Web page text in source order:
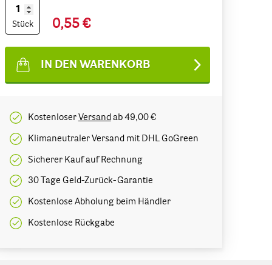
IN DEN WARENKORB
Stück 0,55 €
KostenloserVersand ab 49,00 €
Klimaneutraler Versand mit DHL GoGreen
Sicherer Kauf auf Rechnung
30 Tage Geld-Zurück-Garantie
Kostenlose Abholung beim Händler
Kostenlose Rückgabe